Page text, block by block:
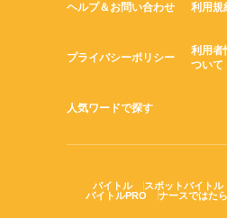
ヘルプ＆お問い合わせ 利用規
プライバシーポリシー
利用者
ついて
人気ワードで探す
バイトル スポットバイトル
バイトルPRO
ナースではた